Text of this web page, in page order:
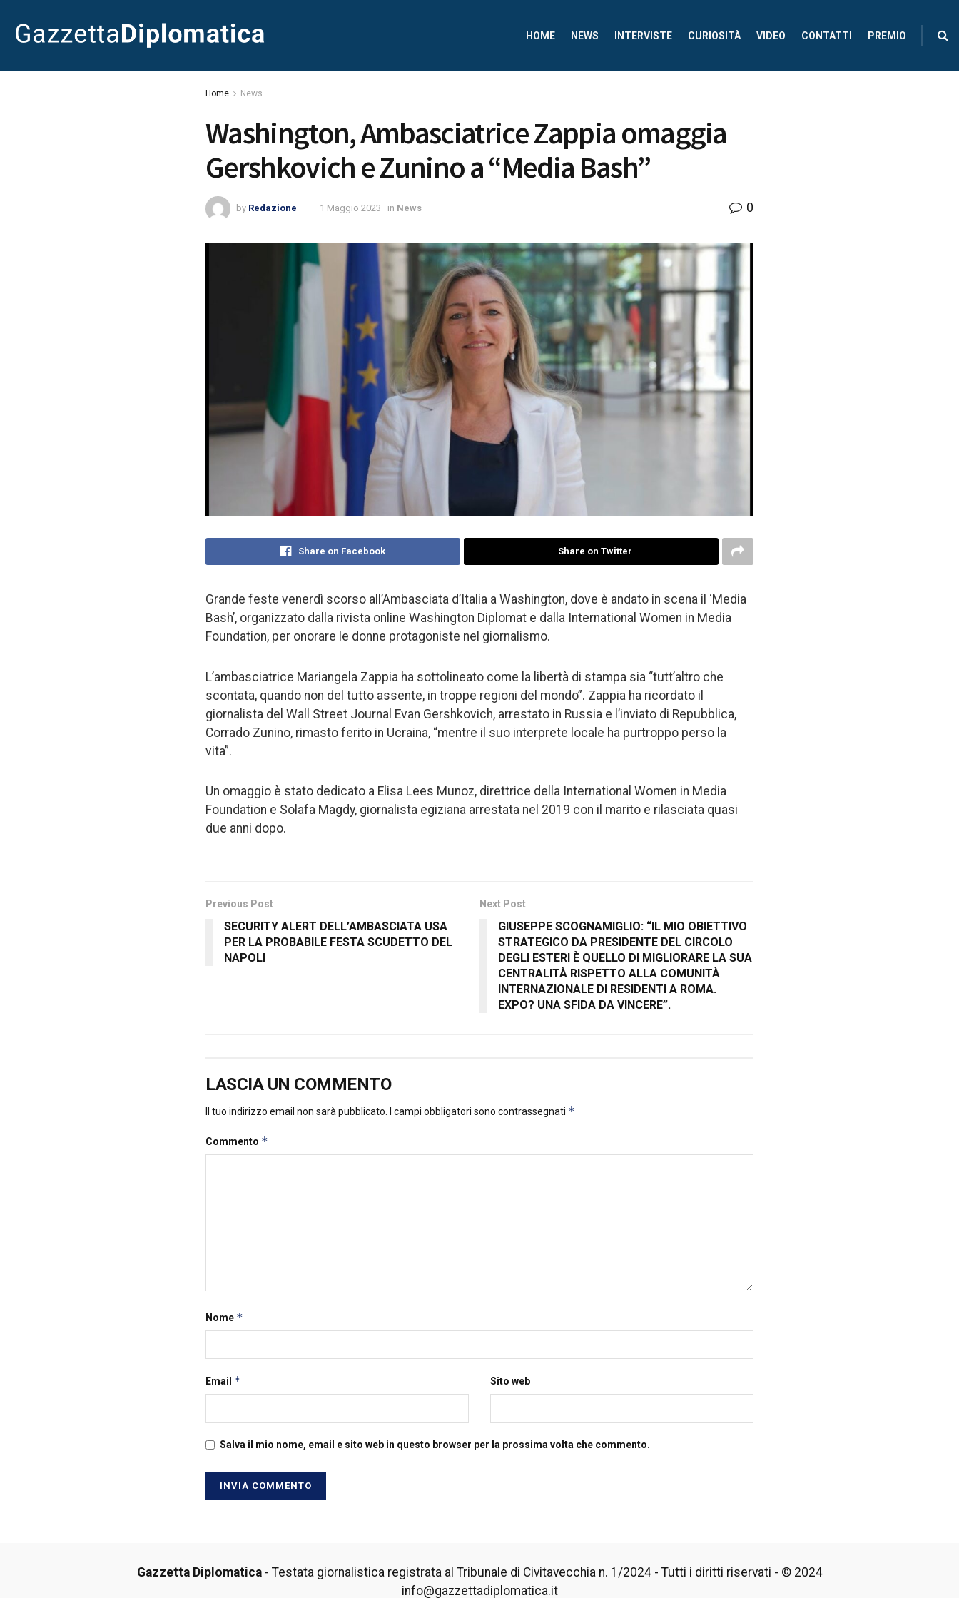
HOME NEWS INTERVISTE CURIOSITÀ VIDEO CONTATTI PREMIO
Home News
Washington, Ambasciatrice Zappia omaggia
Gershkovich e Zunino a “Media Bash”
by Redazione 1 Maggio 2023 in News 0
Share on Facebook Share on Twitter
Grande feste venerdì scorso all’Ambasciata d’Italia a Washington, dove è andato in scena il ‘Media
Bash’, organizzato dalla rivista online Washington Diplomat e dalla International Women in Media
Foundation, per onorare le donne protagoniste nel giornalismo.
L’ambasciatrice Mariangela Zappia ha sottolineato come la libertà di stampa sia “tutt’altro che
scontata, quando non del tutto assente, in troppe regioni del mondo”. Zappia ha ricordato il
giornalista del Wall Street Journal Evan Gershkovich, arrestato in Russia e l’inviato di Repubblica,
Corrado Zunino, rimasto ferito in Ucraina, “mentre il suo interprete locale ha purtroppo perso la
vita”.
Un omaggio è stato dedicato a Elisa Lees Munoz, direttrice della International Women in Media
Foundation e Solafa Magdy, giornalista egiziana arrestata nel 2019 con il marito e rilasciata quasi
due anni dopo.
Previous Post
SECURITY ALERT DELL’AMBASCIATA USA
PER LA PROBABILE FESTA SCUDETTO DEL
NAPOLI
Next Post
GIUSEPPE SCOGNAMIGLIO: “IL MIO OBIETTIVO
STRATEGICO DA PRESIDENTE DEL CIRCOLO
DEGLI ESTERI È QUELLO DI MIGLIORARE LA SUA
CENTRALITÀ RISPETTO ALLA COMUNITÀ
INTERNAZIONALE DI RESIDENTI A ROMA.
EXPO? UNA SFIDA DA VINCERE”.
LASCIA UN COMMENTO
Il tuo indirizzo email non sarà pubblicato. I campi obbligatori sono contrassegnati *
Commento *
Nome *
Email * Sito web
Salva il mio nome, email e sito web in questo browser per la prossima volta che commento.
Gazzetta Diplomatica- Testata giornalistica registrata al Tribunale di Civitavecchia n. 1/2024 - Tutti i diritti riservati - © 2024
info@gazzettadiplomatica.it